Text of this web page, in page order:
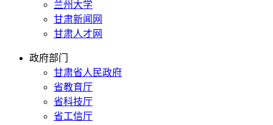
兰州大学
甘肃新闻网
甘肃人才网
政府部门
甘肃省人民政府
省教育厅
省科技厅
省工信厅